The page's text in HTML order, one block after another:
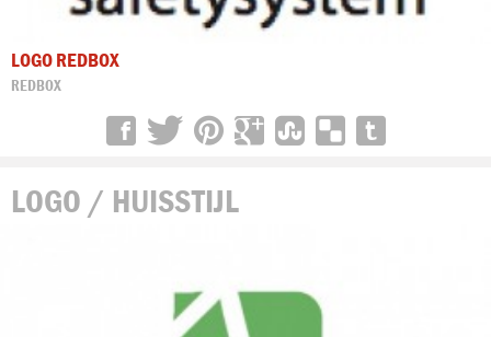
LOGO REDBOX
REDBOX
LOGO / HUISSTIJL